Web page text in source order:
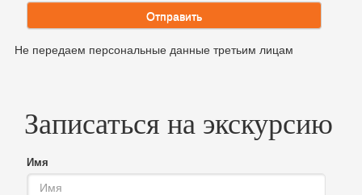
Отправить
Не передаем персональные данные третьим лицам
Записаться на экскурсию
Имя